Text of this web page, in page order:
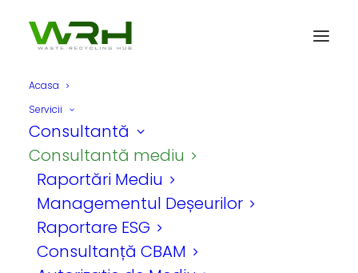
Acasa
Servicii
Consultantă
Consultantă mediu
Raportări Mediu
Managementul Deșeurilor
Raportare ESG
Consultanță CBAM
InReciclare, Colectare